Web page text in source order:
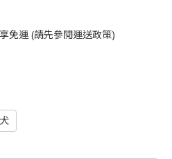
免運 (請先參閱運送政策)